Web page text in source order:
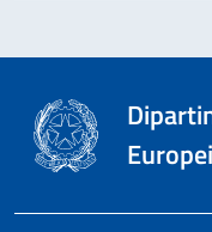
Europei